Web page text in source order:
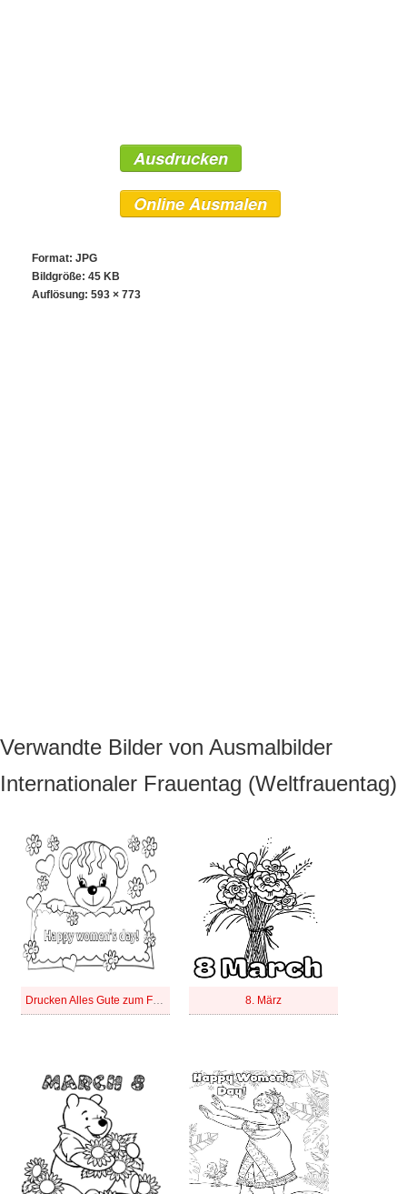
Ausdrucken
Online Ausmalen
Format: JPG
Bildgröße: 45 KB
Auflösung: 593 × 773
Verwandte Bilder von Ausmalbilder
Internationaler Frauentag (Weltfrauentag)
Drucken Alles Gute zum Frauentag 8. März